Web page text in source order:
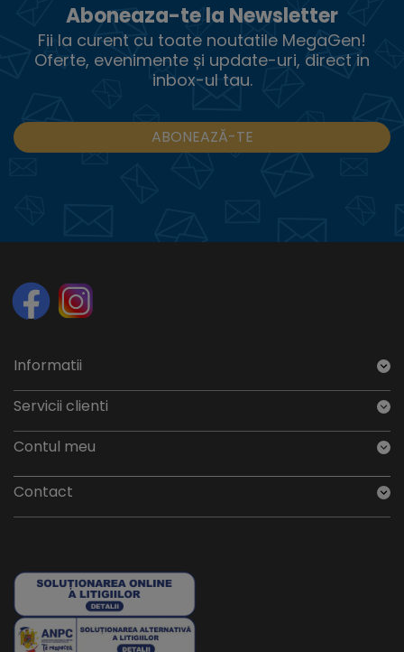
Aboneaza-te la Newsletter
Fii la curent cu toate noutatile MegaGen!
Oferte, evenimente și update-uri, direct in
inbox-ul tau.
ABONEAZĂ-TE
Informatii
Servicii clienti
Contul meu
Contact